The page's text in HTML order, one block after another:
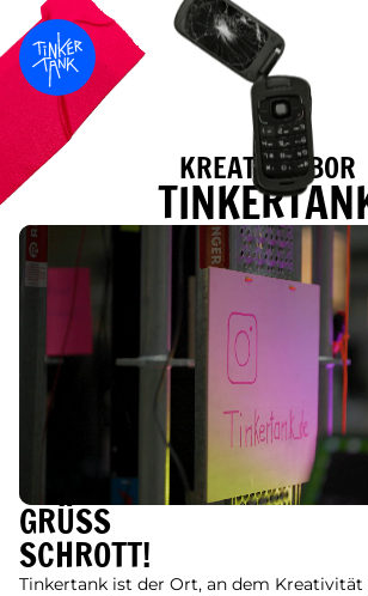
KREATIVLABOR
GRÜSS
SCHROTT!
Tinkertank ist der Ort, an dem Kreativität